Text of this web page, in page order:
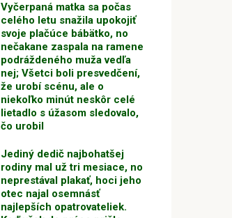
Vyčerpaná matka sa počas
celého letu snažila upokojiť
svoje plačúce bábätko, no
nečakane zaspala na ramene
podráždeného muža vedľa
nej; Všetci boli presvedčení,
že urobí scénu, ale o
niekoľko minút neskôr celé
lietadlo s úžasom sledovalo,
čo urobil
Jediný dedič najbohatšej
rodiny mal už tri mesiace, no
neprestával plakať, hoci jeho
otec najal osemnásť
najlepších opatrovateliek.